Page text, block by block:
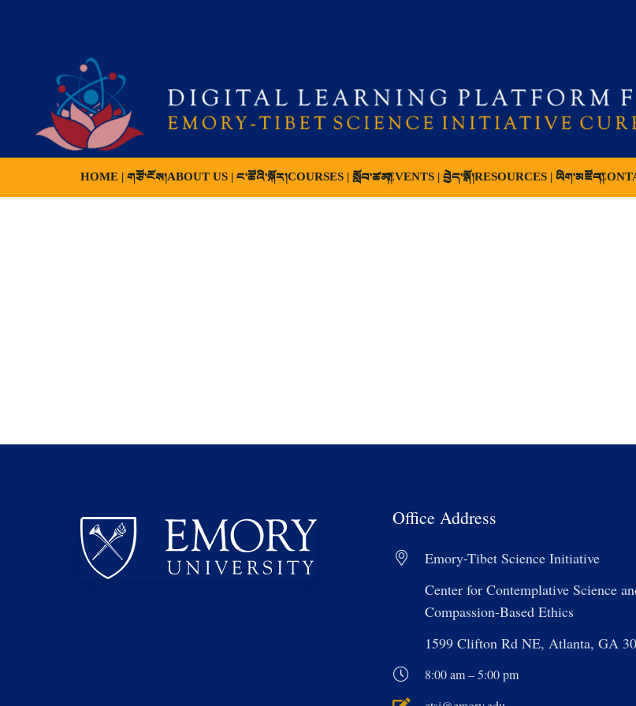
HOME | གཙོ་ངོས།ABOUT US | ང་ཚོའི་སྐོར།COURSES | སློབ་ཚན།EVENTS | བྱེད་སྒོ།RESOURCES | ཡིག་མཛོད།
Office Address
Emory-Tibet Science Initiative
Center for Contemplative Science
Compassion-Based Ethics
1599 Clifton Rd NE, Atlanta, GA
8:00 am – 5:00 pm